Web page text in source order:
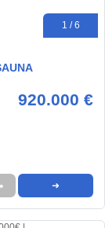
1 / 6
920.000 €
➜